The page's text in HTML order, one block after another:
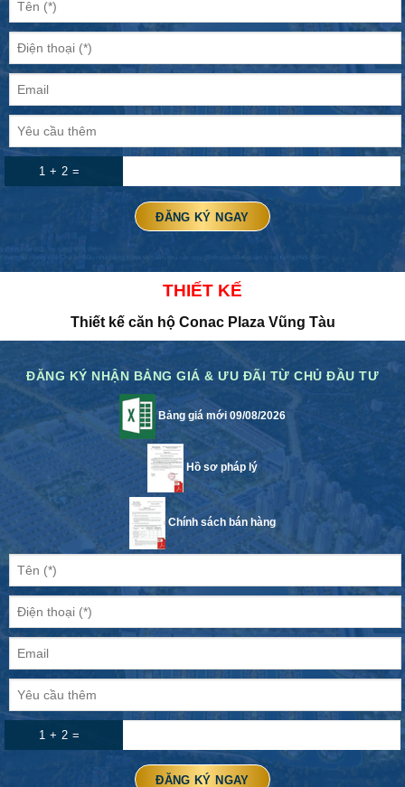
1 + 2 =
THIẾT KẾ
Thiết kế căn hộ Conac Plaza Vũng Tàu
ĐĂNG KÝ NHẬN BẢNG GIÁ & ƯU ĐÃI TỪ CHỦ ĐẦU TƯ
Bảng giá mới 09/08/2026
Hồ sơ pháp lý
Chính sách bán hàng
1 + 2 =